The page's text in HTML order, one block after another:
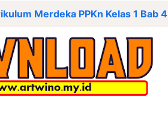
Merdeka PPKn Kelas 1 Bab 4